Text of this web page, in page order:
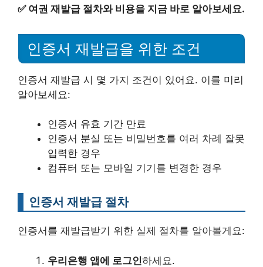
✅ 여권 재발급 절차와 비용을 지금 바로 알아보세요.
인증서 재발급을 위한 조건
인증서 재발급 시 몇 가지 조건이 있어요. 이를 미리
알아보세요:
인증서 유효 기간 만료
인증서 분실 또는 비밀번호를 여러 차례 잘못
입력한 경우
컴퓨터 또는 모바일 기기를 변경한 경우
인증서 재발급 절차
인증서를 재발급받기 위한 실제 절차를 알아볼게요:
우리은행 앱에 로그인하세요.